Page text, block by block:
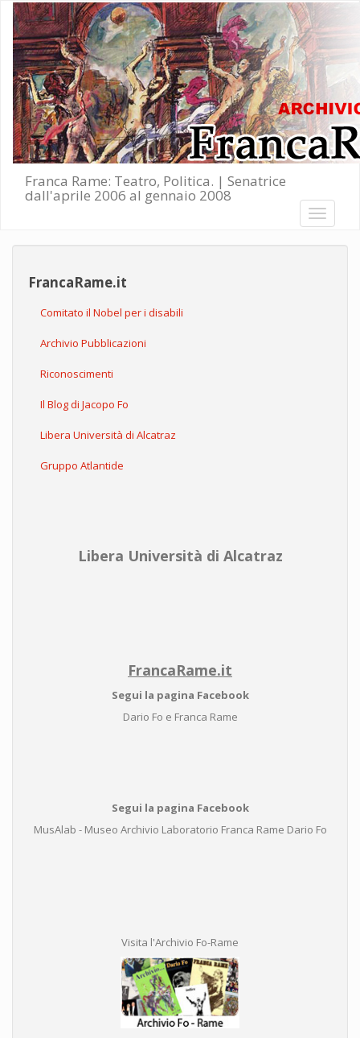
Salta al contenuto principale
Franca Rame: Teatro, Politica. | Senatrice
dall'aprile 2006 al gennaio 2008
Toggle
FrancaRame.it
Comitato il Nobel per i disabili
Archivio Pubblicazioni
Riconoscimenti
Il Blog di Jacopo Fo
Libera Università di Alcatraz
Gruppo Atlantide
Libera Università di Alcatraz
FrancaRame.it
Segui la pagina Facebook
Dario Fo e Franca Rame
Segui la pagina Facebook
MusAlab - Museo Archivio Laboratorio Franca Rame Dario Fo
Visita l'Archivio Fo-Rame